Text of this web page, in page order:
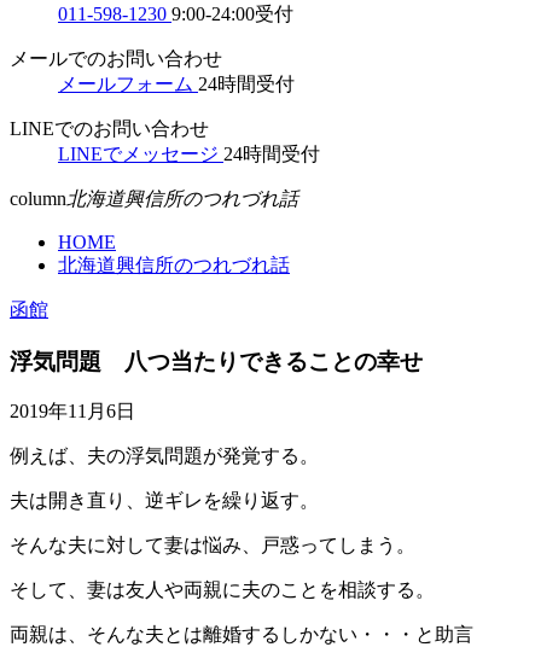
011-598-1230 9:00-24:00受付
メールでのお問い合わせ
メールフォーム 24時間受付
LINEでのお問い合わせ
LINEでメッセージ 24時間受付
column北海道興信所のつれづれ話
HOME
北海道興信所のつれづれ話
函館
浮気問題 八つ当たりできることの幸せ
2019年11月6日
例えば、夫の浮気問題が発覚する。
夫は開き直り、逆ギレを繰り返す。
そんな夫に対して妻は悩み、戸惑ってしまう。
そして、妻は友人や両親に夫のことを相談する。
両親は、そんな夫とは離婚するしかない・・・と助言